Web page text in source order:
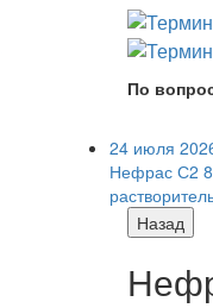
По
24 июля
Нефрас С2
Назад